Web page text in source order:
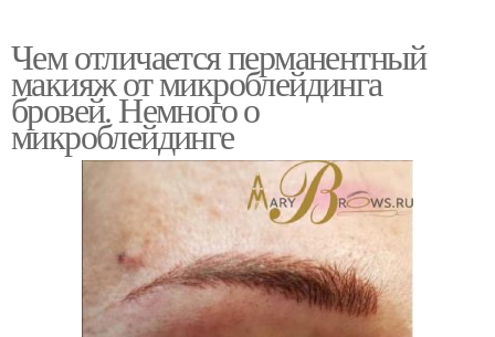
Чем отличается перманентный
макияж от микроблейдинга
бровей. Немного о
микроблейдинге